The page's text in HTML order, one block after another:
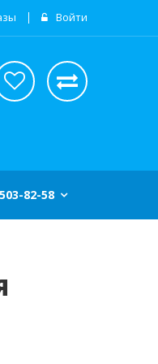
Войти
82-58